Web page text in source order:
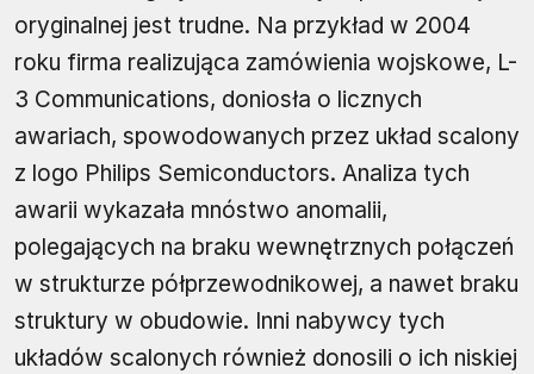
oryginalnej jest trudne. Na przykład w 2004
roku firma realizująca zamówienia wojskowe, L-
3 Communications, doniosła o licznych
awariach, spowodowanych przez układ scalony
z logo Philips Semiconductors. Analiza tych
awarii wykazała mnóstwo anomalii,
polegających na braku wewnętrznych połączeń
w strukturze półprzewodnikowej, a nawet braku
struktury w obudowie. Inni nabywcy tych
układów scalonych również donosili o ich niskiej